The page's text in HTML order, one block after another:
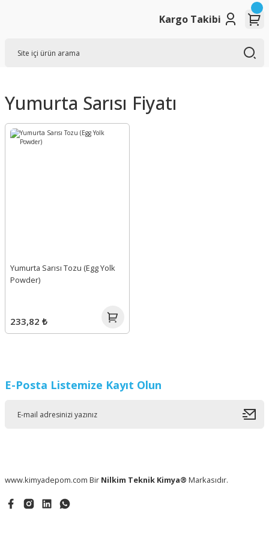
Kargo Takibi
Yumurta Sarısı Fiyatı
Yumurta Sarısı Tozu (Egg Yolk
Powder)
233,82 ₺
E-Posta Listemize Kayıt Olun
www.kimyadepom.com Bir Nilkim Teknik Kimya® Markasıdır.